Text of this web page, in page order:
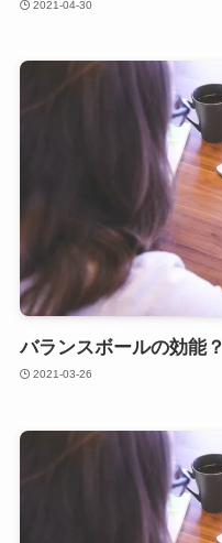
2021-04-30
バランスボールの効能？
2021-03-26